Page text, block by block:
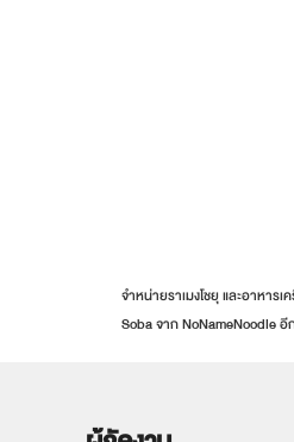
จำหน่ายราเมงโชยุ และอาหาร
Soba จาก NoNameNoodle